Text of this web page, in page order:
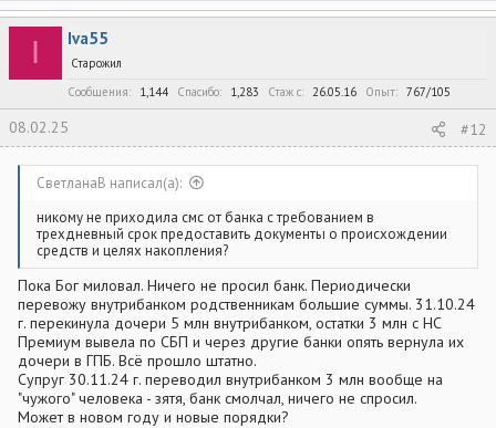
а
к
I Iva55
Старожил
Сообщения
1,144 Спасибо 1,283 Стаж c 26.05.16 Опыт 767/105
08.02.25 #12
СветланаВ написал(а):
никому не приходила смс от банка с требованием в
трехдневный срок предоставить документы о происхождении
средств и целях накопления?
Пока Бог миловал. Ничего не просил банк. Периодически
перевожу внутрибанком родственникам большие суммы. 31.10.24
г. перекинула дочери 5 млн внутрибанком, остатки 3 млн с НС
Премиум вывела по СБП и через другие банки опять вернула их
дочери в ГПБ. Всё прошло штатно.
Супруг 30.11.24 г. переводил внутрибанком 3 млн вообще на
"чужого" человека - зятя, банк смолчал, ничего не спросил.
Может в новом году и новые порядки?